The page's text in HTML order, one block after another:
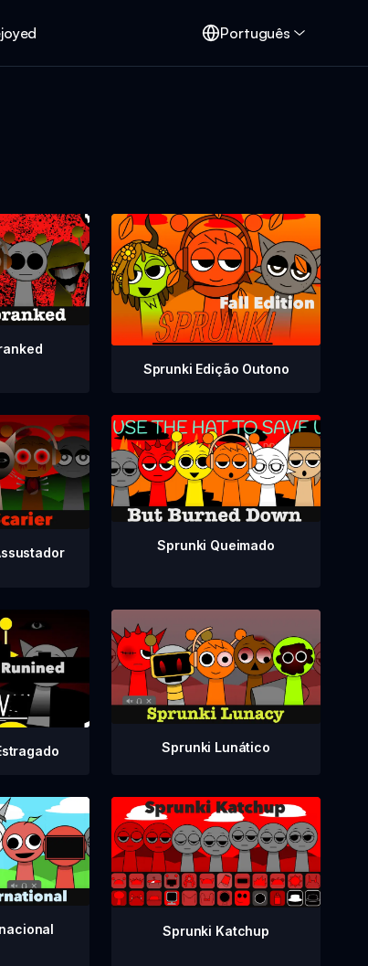
Português
Sprunki Edição Outono
Sprunki Queimado
Sprunki Lunático
Sprunki Katchup